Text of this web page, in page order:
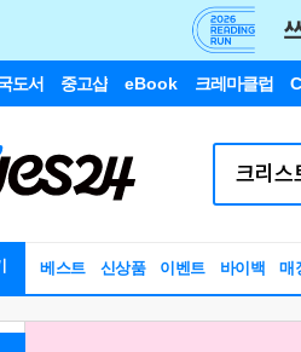
도서 중고샵 eBook 크레마클럽
베스트 신상품 이벤트 바이백 매